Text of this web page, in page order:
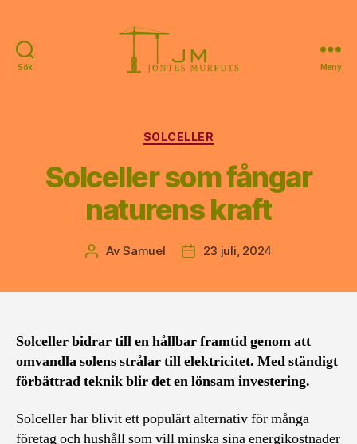
Sök Meny
Kategorier
SOLCELLER
Solceller som fångar
naturens kraft
Inläggsförfattare
AvSamuel Inläggsdatum
23 juli, 2024
Solceller bidrar till en hållbar framtid genom att
omvandla solens strålar till elektricitet. Med ständigt
förbättrad teknik blir det en lönsam investering.
Solceller har blivit ett populärt alternativ för många
företag och hushåll som vill minska sina energikostnader